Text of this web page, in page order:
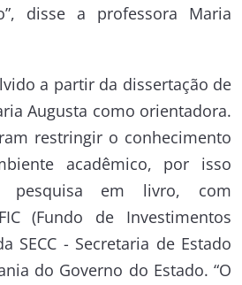
disse a professora Maria
a partir da dissertação de
Augusta como orientadora.
restringir o conhecimento
acadêmico, por isso
pesquisa em livro, com
(Fundo de Investimentos
SECC - Secretaria de Estado
do Governo do Estado. “O